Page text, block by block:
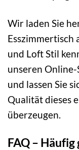
Wir laden Sie
Esszimmertisch
und Loft Stil
unseren
und lassen Sie
Qualität dieses
überzeugen.
FAQ –